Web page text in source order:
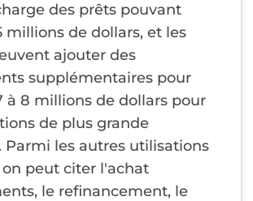
des prêts pouvant
millions de dollars, et les
ajouter des
supplémentaires pour
à 8 millions de dollars pour
de plus grande
Parmi les autres utilisations
on peut citer l'achat
le refinancement, le